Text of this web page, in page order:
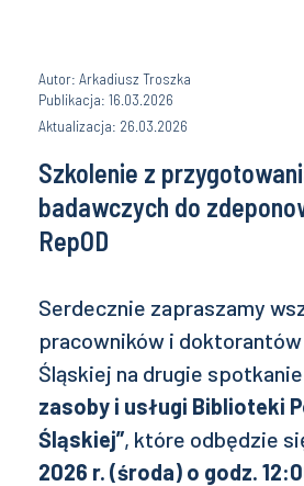
Autor: Arkadiusz Troszka
Publikacja: 16.03.2026
Aktualizacja: 26.03.2026
Szkolenie z
badawczych do
RepOD
Serdecznie zapraszamy
pracowników i
Śląskiej na drugie
zasoby i usługi Biblioteki
Śląskiej”, które odbędzie
2026 r. (środa) o godz.